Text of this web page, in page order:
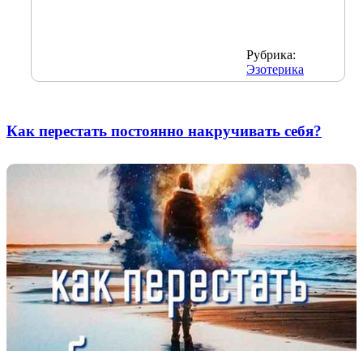
Рубрика:
Эзотерика
Как перестать постоянно накручивать себя?